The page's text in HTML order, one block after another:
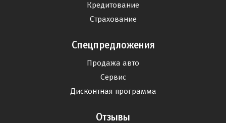
Кредитование
Страхование
Спецпредложения
Продажа авто
Сервис
Дисконтная программа
Отзывы